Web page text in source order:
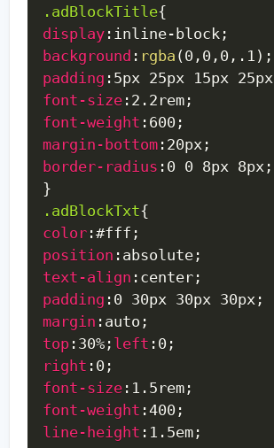
.adBlockTitle{
display : inline-block ;
background : rgba (0 , 0 , 0 , .1 ) ;
padding : 5px 25px 15px 25px
font-size : 2.2rem ;
font-weight : 600 ;
margin-bottom : 20px ;
border-radius : 0 0 8px 8px ;
}
.adBlockTxt{
color :#fff ;
position : absolute ;
text-align : center ;
padding : 0 30px 30px 30px ;
margin : auto ;
top : 30% ; left : 0 ;
right : 0 ;
font-size : 1.5rem ;
font-weight :400 ;
line-height : 1.5em ;